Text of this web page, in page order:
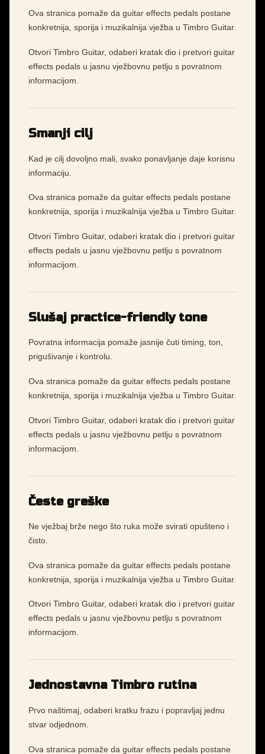
Ova stranica pomaže da guitar effects pedals postane
konkretnija, sporija i muzikalnija vježba u Timbro Guitar.
Otvori Timbro Guitar, odaberi kratak dio i pretvori guitar
effects pedals u jasnu vježbovnu petlju s povratnom
informacijom.
Smanji cilj
Kad je cilj dovoljno mali, svako ponavljanje daje korisnu
informaciju.
Ova stranica pomaže da guitar effects pedals postane
konkretnija, sporija i muzikalnija vježba u Timbro Guitar.
Otvori Timbro Guitar, odaberi kratak dio i pretvori guitar
effects pedals u jasnu vježbovnu petlju s povratnom
informacijom.
Slušaj practice-friendly tone
Povratna informacija pomaže jasnije čuti timing, ton,
prigušivanje i kontrolu.
Ova stranica pomaže da guitar effects pedals postane
konkretnija, sporija i muzikalnija vježba u Timbro Guitar.
Otvori Timbro Guitar, odaberi kratak dio i pretvori guitar
effects pedals u jasnu vježbovnu petlju s povratnom
informacijom.
Česte greške
Ne vježbaj brže nego što ruka može svirati opušteno i
čisto.
Ova stranica pomaže da guitar effects pedals postane
konkretnija, sporija i muzikalnija vježba u Timbro Guitar.
Otvori Timbro Guitar, odaberi kratak dio i pretvori guitar
effects pedals u jasnu vježbovnu petlju s povratnom
informacijom.
Jednostavna Timbro rutina
Prvo naštimaj, odaberi kratku frazu i popravljaj jednu
stvar odjednom.
Ova stranica pomaže da guitar effects pedals postane